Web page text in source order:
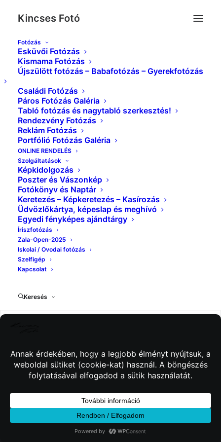
Kincses Fotó
Fotózás
Esküvői Fotózás
Kismama Fotózás
Újszülött fotózás – Babafotózás – Gyerekfotózás
Családi Fotózás
Páros Fotózás Galéria
Tabló fotózás és nagytabló szerkesztés!
Rendezvény Fotózás
Reklám Fotózás
Portfólió Fotózás Galéria
ONLINE RENDELÉS
Szolgáltatások
Képkidolgozás
Poszter és Vászonkép
Fotókönyv és Naptár
Keretezés – Képkeretezés – Kasírozás
Üdvözlőkártya, képeslap és meghívó
Egyedi fényképes ajándtárgy
Íriszfotózás
Zala-Open-2025
Iskolai / Ovodai fotózás
Szelfigép
Kapcsolat
Keresés
IMG_6032_S
Kezdőlap Portfólió Fotózás Galéria IMG_6032_S
© 2026 Kincses Fotó. Minden jog fenntartva